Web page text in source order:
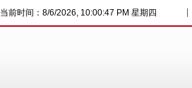
当前时间： 8/6/2026, 10:00:47 PM 星期四